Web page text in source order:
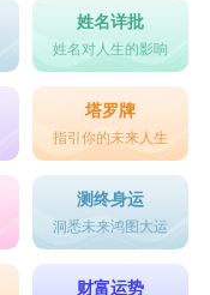
姓名详批
姓名对人生的影响
塔罗牌
指引你的未来人生
测终身运
洞悉未来鸿图大运
财富运势